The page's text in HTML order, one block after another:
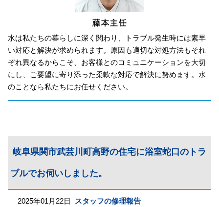
水は私たちの暮らしに深く関わり、トラブル発生時には素早
い対応と解決が求められます。原因も適切な対処方法もそれ
ぞれ異なるからこそ、お客様とのコミュニケーションを大切
にし、ご要望に寄り添った柔軟な対応で解決に努めます。水
のことなら私たちにお任せください。
岐阜県関市武芸川町高野の住宅に浴室蛇口のトラ
ブルでお伺いしました。
2025年01月22日 スタッフの修理報告